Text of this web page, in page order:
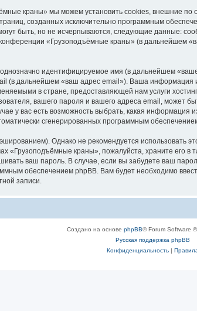
краны» мы можем установить cookies, внешние
созданных исключительно программным
быть, но не исчерпываются, следующие данные:
«Грузоподъёмные краны» (в дальнейшем
идентифицируемое имя (в дальнейшем
(в дальнейшем «ваш адрес email»). Ваша
в стране, предоставляющей нам услуги
вашего пароля и вашего адреса email, может
у вас есть возможность выбрать, какая информация
сгенерированных программным
Однако не рекомендуется использовать
«Грузоподъёмные краны», пожалуйста, храните его
ваш пароль. В случае, если вы забудете ваш
обеспечением phpBB. Вам будет необходимо
записи.
Создано на основе phpBB® Forum Software
Русская поддержка phpBB
Конфиденциальность|